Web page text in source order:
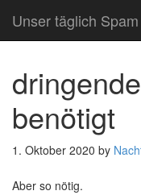
Unser täglich Spam
benötigt
1. Oktober 2020 by
Aber so nötig.